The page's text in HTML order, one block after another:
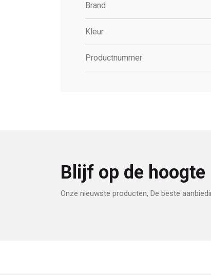
Brand
Kleur
Productnummer
Blijf op de hoogte
Onze nieuwste producten, De beste